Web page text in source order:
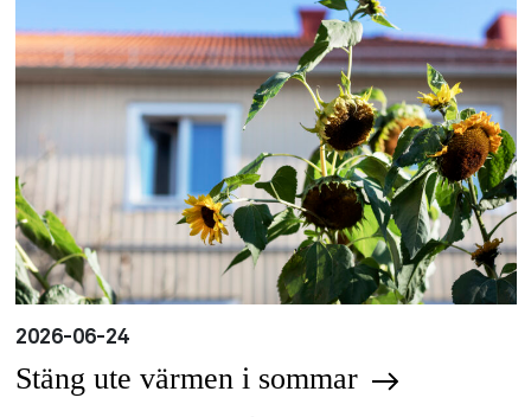
2026-06-24
Stäng ute värmen i sommar